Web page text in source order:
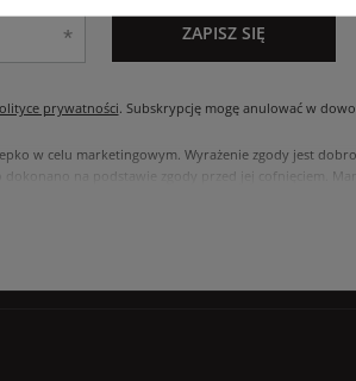
prywatności. Subskrypcję mogę anulować w
w celu marketingowym. Wyrażenie zgody jest
na podstawie zgody przed jej cofnięciem.
ZAPISZ SIĘ